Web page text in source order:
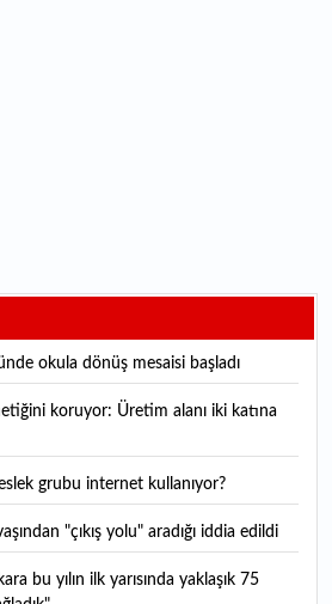
okula dönüş mesaisi başladı
grubu internet kullanıyor?
"çıkış yolu" aradığı iddia edildi